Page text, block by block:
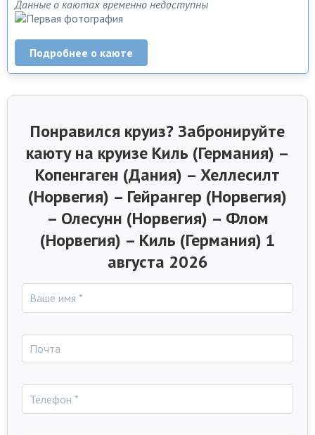
Данные о каютах временно недоступны
Подробнее о каюте
Понравился круиз? Забронируйте
каюту на круизе Киль (Германия) –
Копенгаген (Дания) – Хеллесилт
(Норвегия) – Гейрангер (Норвегия)
– Олесунн (Норвегия) – Флом
(Норвегия) – Киль (Германия) 1
августа 2026